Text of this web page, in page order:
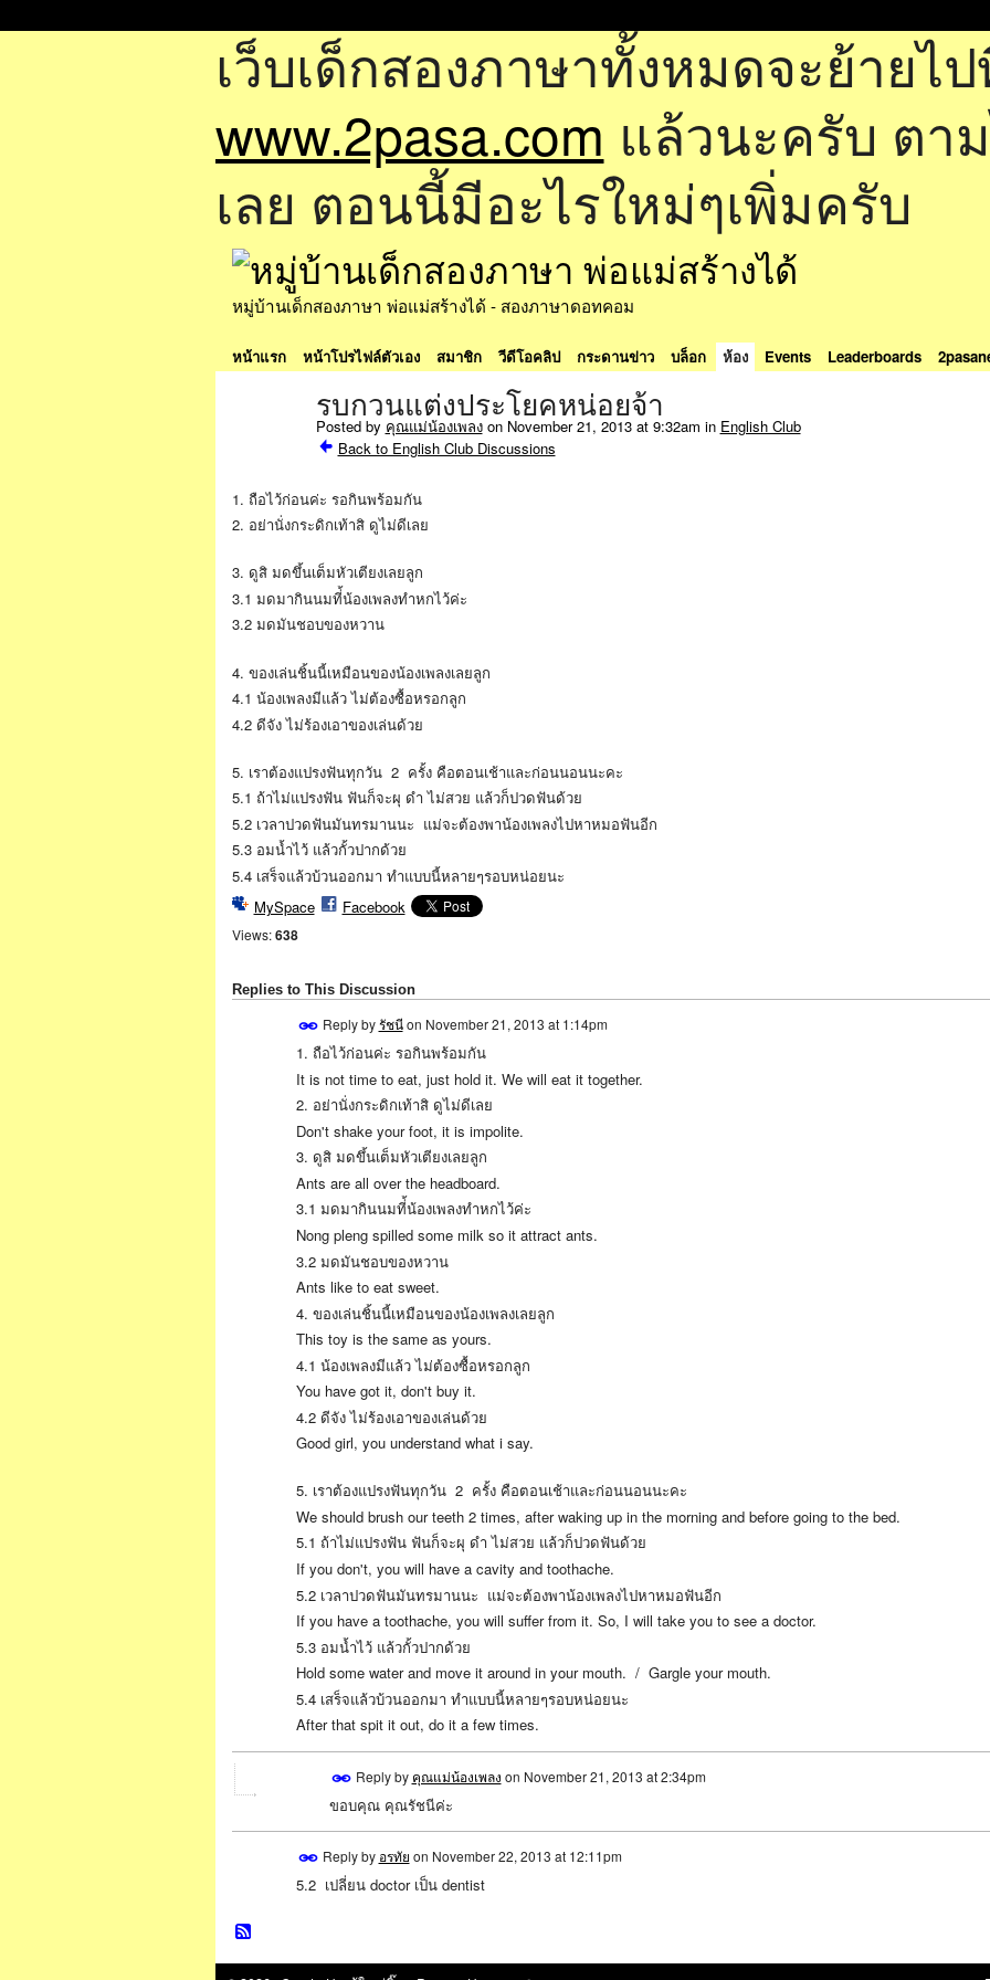
เว็บเด็กสองภาษาทั้งหมดจะย้ายไ
www.2pasa.com แล้วนะครับ ตา
เลย ตอนนี้มีอะไรใหม่ๆเพิ่มครับ
หมู่บ้านเด็กสองภาษา พ่อแม่สร้างได้ - สองภาษาดอทคอม
หน้าแรก หน้าโปรไฟล์ตัวเอง สมาชิก วีดีโอคลิป กระดานข่าว บล็อก ห้อง Events Leaderboards
รบกวนแต่งประโยคหน่อยจ้า
Posted by คุณแม่น้องเพลงon November 21, 2013 at 9:32am in English Club
Back to English Club Discussions
1. ถือไว้ก่อนค่ะ รอกินพร้อมกัน
2. อย่านั่งกระดิกเท้าสิ ดูไม่ดีเลย
3. ดูสิ มดขึ้นเต็มหัวเตียงเลยลูก
3.1 มดมากินนมที่้น้องเพลงทำหกไว้ค่ะ
3.2 มดมันชอบของหวาน
4. ของเล่นชิ้นนี้เหมือนของน้องเพลงเลยลูก
4.1 น้องเพลงมีแล้ว ไม่ต้องซื้อหรอกลูก
4.2 ดีจัง ไม่ร้องเอาของเล่นด้วย
5. เราต้องแปรงฟันทุกวัน 2 ครั้ง คือตอนเช้าและก่อนนอนนะคะ
5.1 ถ้าไม่แปรงฟัน ฟันก็จะผุ ดำ ไม่สวย แล้วก็ปวดฟันด้วย
5.2 เวลาปวดฟันมันทรมานนะ แม่จะต้องพาน้องเพลงไปหาหมอฟันอีก
5.3 อมน้ำไว้ แล้วกั้วปากด้วย
5.4 เสร็จแล้วบ้วนออกมา ทำแบบนี้หลายๆรอบหน่อยนะ
MySpace
Facebook
Views: 638
Replies to This Discussion
Reply byรัชนีon November 21, 2013 at 1:14pm
1. ถือไว้ก่อนค่ะ รอกินพร้อมกัน
It is not time to eat, just hold it. We will eat it together.
2. อย่านั่งกระดิกเท้าสิ ดูไม่ดีเลย
Don't shake your foot, it is impolite.
3. ดูสิ มดขึ้นเต็มหัวเตียงเลยลูก
Ants are all over the headboard.
3.1 มดมากินนมที่้น้องเพลงทำหกไว้ค่ะ
Nong pleng spilled some milk so it attract ants.
3.2 มดมันชอบของหวาน
Ants like to eat sweet.
4. ของเล่นชิ้นนี้เหมือนของน้องเพลงเลยลูก
This toy is the same as yours.
4.1 น้องเพลงมีแล้ว ไม่ต้องซื้อหรอกลูก
You have got it, don't buy it.
4.2 ดีจัง ไม่ร้องเอาของเล่นด้วย
Good girl, you understand what i say.
5. เราต้องแปรงฟันทุกวัน 2 ครั้ง คือตอนเช้าและก่อนนอนนะคะ
We should brush our teeth 2 times, after waking up in the morning and before going to the bed.
5.1 ถ้าไม่แปรงฟัน ฟันก็จะผุ ดำ ไม่สวย แล้วก็ปวดฟันด้วย
If you don't, you will have a cavity and toothache.
5.2 เวลาปวดฟันมันทรมานนะ แม่จะต้องพาน้องเพลงไปหาหมอฟันอีก
If you have a toothache, you will suffer from it. So, I will take you to see a doctor.
5.3 อมน้ำไว้ แล้วกั้วปากด้วย
Hold some water and move it around in your mouth. / Gargle your mouth.
5.4 เสร็จแล้วบ้วนออกมา ทำแบบนี้หลายๆรอบหน่อยนะ
After that spit it out, do it a few times.
Reply by คุณแม่น้องเพลง on November 21, 2013 at 2:34pm
ขอบคุณ คุณรัชนีค่ะ
Reply by อรทัย on November 22, 2013 at 12:11pm
5.2 เปลี่ยน doctor เป็น dentist